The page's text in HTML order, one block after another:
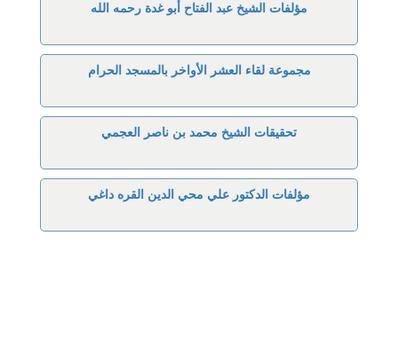
مؤلفات الشيخ عبد الفتاح أبو غدة رحمه الله
مجموعة لقاء العشر الأواخر بالمسجد الحرام
تحقيقات الشيخ محمد بن ناصر العجمي
مؤلفات الدكتور علي محي الدين القره داغي